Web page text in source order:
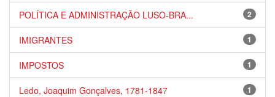
2
POLÍTICA E ADMINISTRAÇÃO LUSO-BRA...
1
IMIGRANTES
1
IMPOSTOS
1
Ledo, Joaquim Gonçalves, 1781-1847